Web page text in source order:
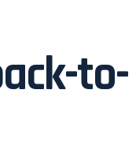
to-